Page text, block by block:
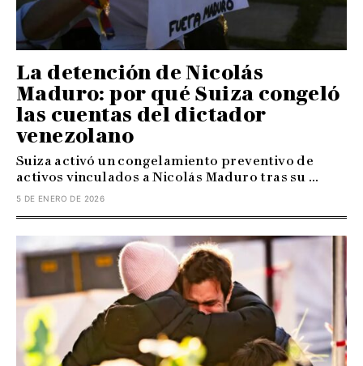
La detención de Nicolás
Maduro: por qué Suiza congeló
las cuentas del dictador
venezolano
Suiza activó un congelamiento preventivo de
activos vinculados a Nicolás Maduro tras su ...
5 DE ENERO DE 2026